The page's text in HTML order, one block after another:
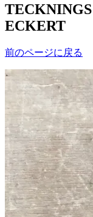
ECKERT
前のページに戻る